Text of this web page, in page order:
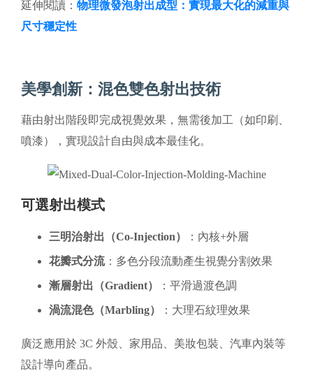
延伸閱讀： 物理微發泡射出成型：實現最大化的減重與
尺寸穩定性
美學創新：混色雙色射出技術
藉由射出階段即完成視覺效果，無需後加工（如印刷、
噴漆），實現設計自由與成本最佳化。
可選射出模式
三明治射出（Co-Injection） ：內核+外層
花瓣式分流：多色分段流動產生視覺分割效果
漸層射出（Gradient） ：平滑過渡色調
渦流混色（Marbling） ：大理石紋理效果
廣泛應用於 3C 外殼、家用品、美妝包裝、汽車內裝等
設計導向產品。